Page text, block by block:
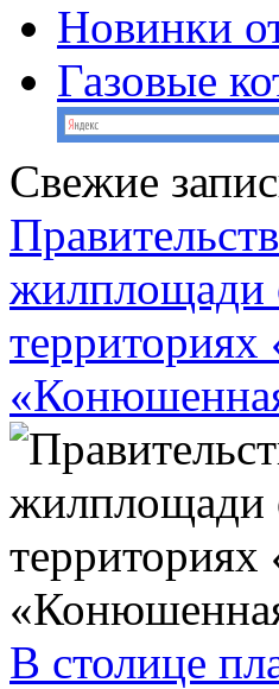
Новинки
Газовые
Свежие
жилплощади
В столице